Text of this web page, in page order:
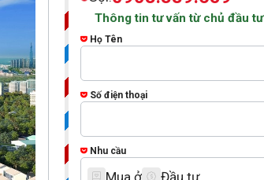
Thông tin tư vấn từ chủ đầu tư
Họ Tên
Số điện thoại
Nhu cầu
Mua ở Đầu tư